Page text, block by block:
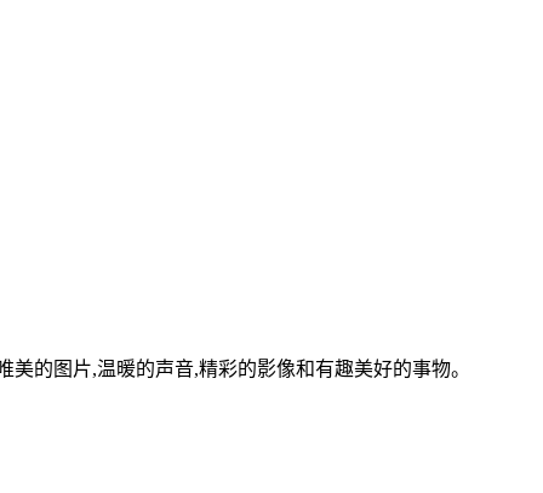
的图片,温暖的声音,精彩的影像和有趣美好的事物。